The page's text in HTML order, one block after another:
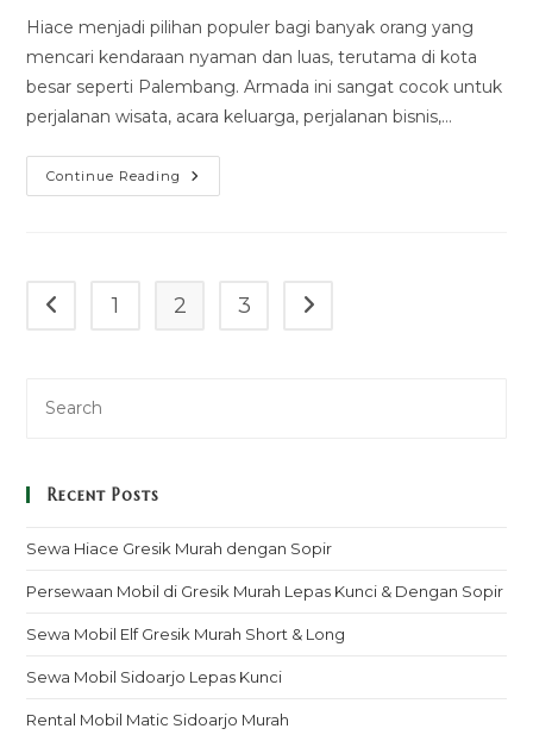
modified:
Hiace menjadi pilihan populer bagi banyak orang yang
mencari kendaraan nyaman dan luas, terutama di kota
besar seperti Palembang. Armada ini sangat cocok untuk
perjalanan wisata, acara keluarga, perjalanan bisnis,…
Continue Reading Sewa
Hiace
Go to the previous page
1 2 3 Go to the next page
Recent Posts
Sewa Hiace Gresik Murah dengan Sopir
Persewaan Mobil di Gresik Murah Lepas Kunci & Dengan Sopir
Sewa Mobil Elf Gresik Murah Short & Long
Sewa Mobil Sidoarjo Lepas Kunci
Rental Mobil Matic Sidoarjo Murah